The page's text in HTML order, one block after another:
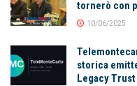
tornerò con
10/06/2025
storica
Legacy Trust